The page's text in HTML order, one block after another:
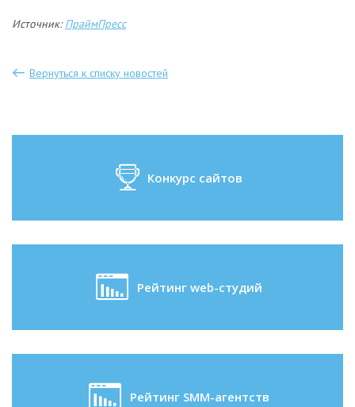
Источник:ПраймПресс
Вернуться к списку новостей
Конкурс сайтов
Рейтинг web-студий
Рейтинг SMM-агентств